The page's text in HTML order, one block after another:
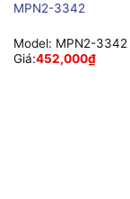
MPN2-3342
Model: MPN2-3342
Giá:452,000₫